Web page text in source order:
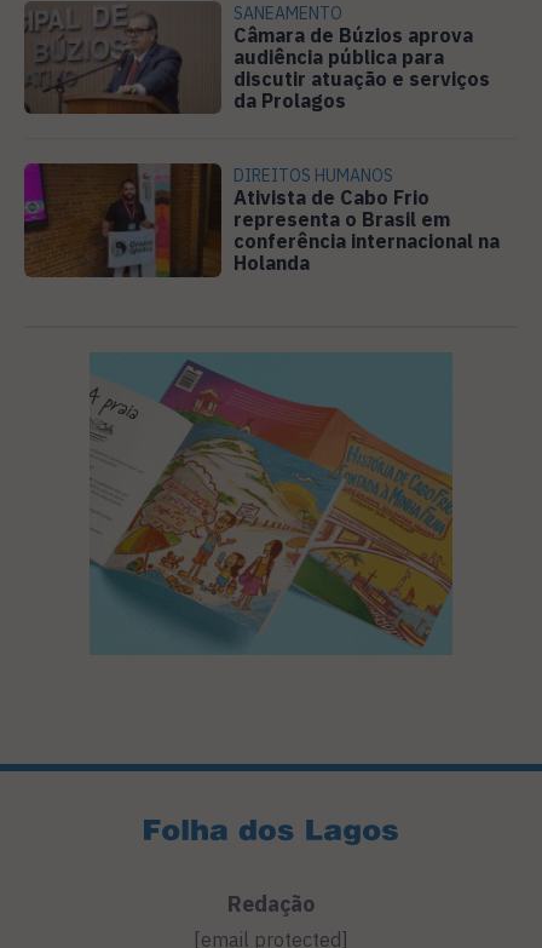
SANEAMENTO
Câmara de Búzios aprova
audiência pública para
discutir atuação e serviços
da Prolagos
DIREITOS HUMANOS
Ativista de Cabo Frio
representa o Brasil em
conferência internacional na
Holanda
Redação
[email protected]